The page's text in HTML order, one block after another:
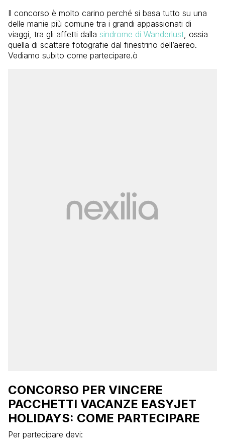
Il concorso è molto carino perché si basa tutto su una
delle manie più comune tra i grandi appassionati di
viaggi, tra gli affetti dalla sindrome di Wanderlust , ossia
quella di scattare fotografie dal finestrino dell’aereo.
Vediamo subito come partecipare.ò
CONCORSO PER VINCERE
PACCHETTI VACANZE EASYJET
HOLIDAYS: COME PARTECIPARE
Per partecipare devi: